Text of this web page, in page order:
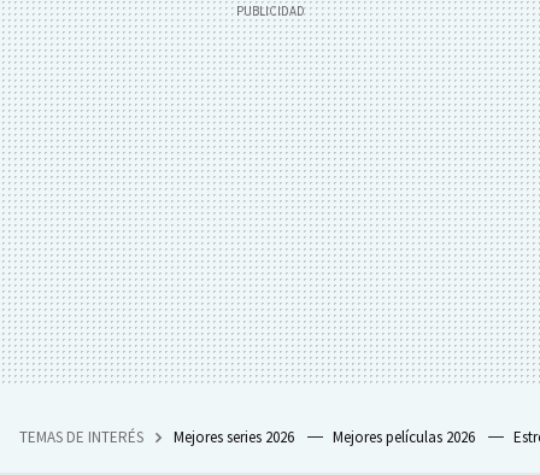
TEMAS DE INTERÉS Mejores series 2026 Mejores películas 2026